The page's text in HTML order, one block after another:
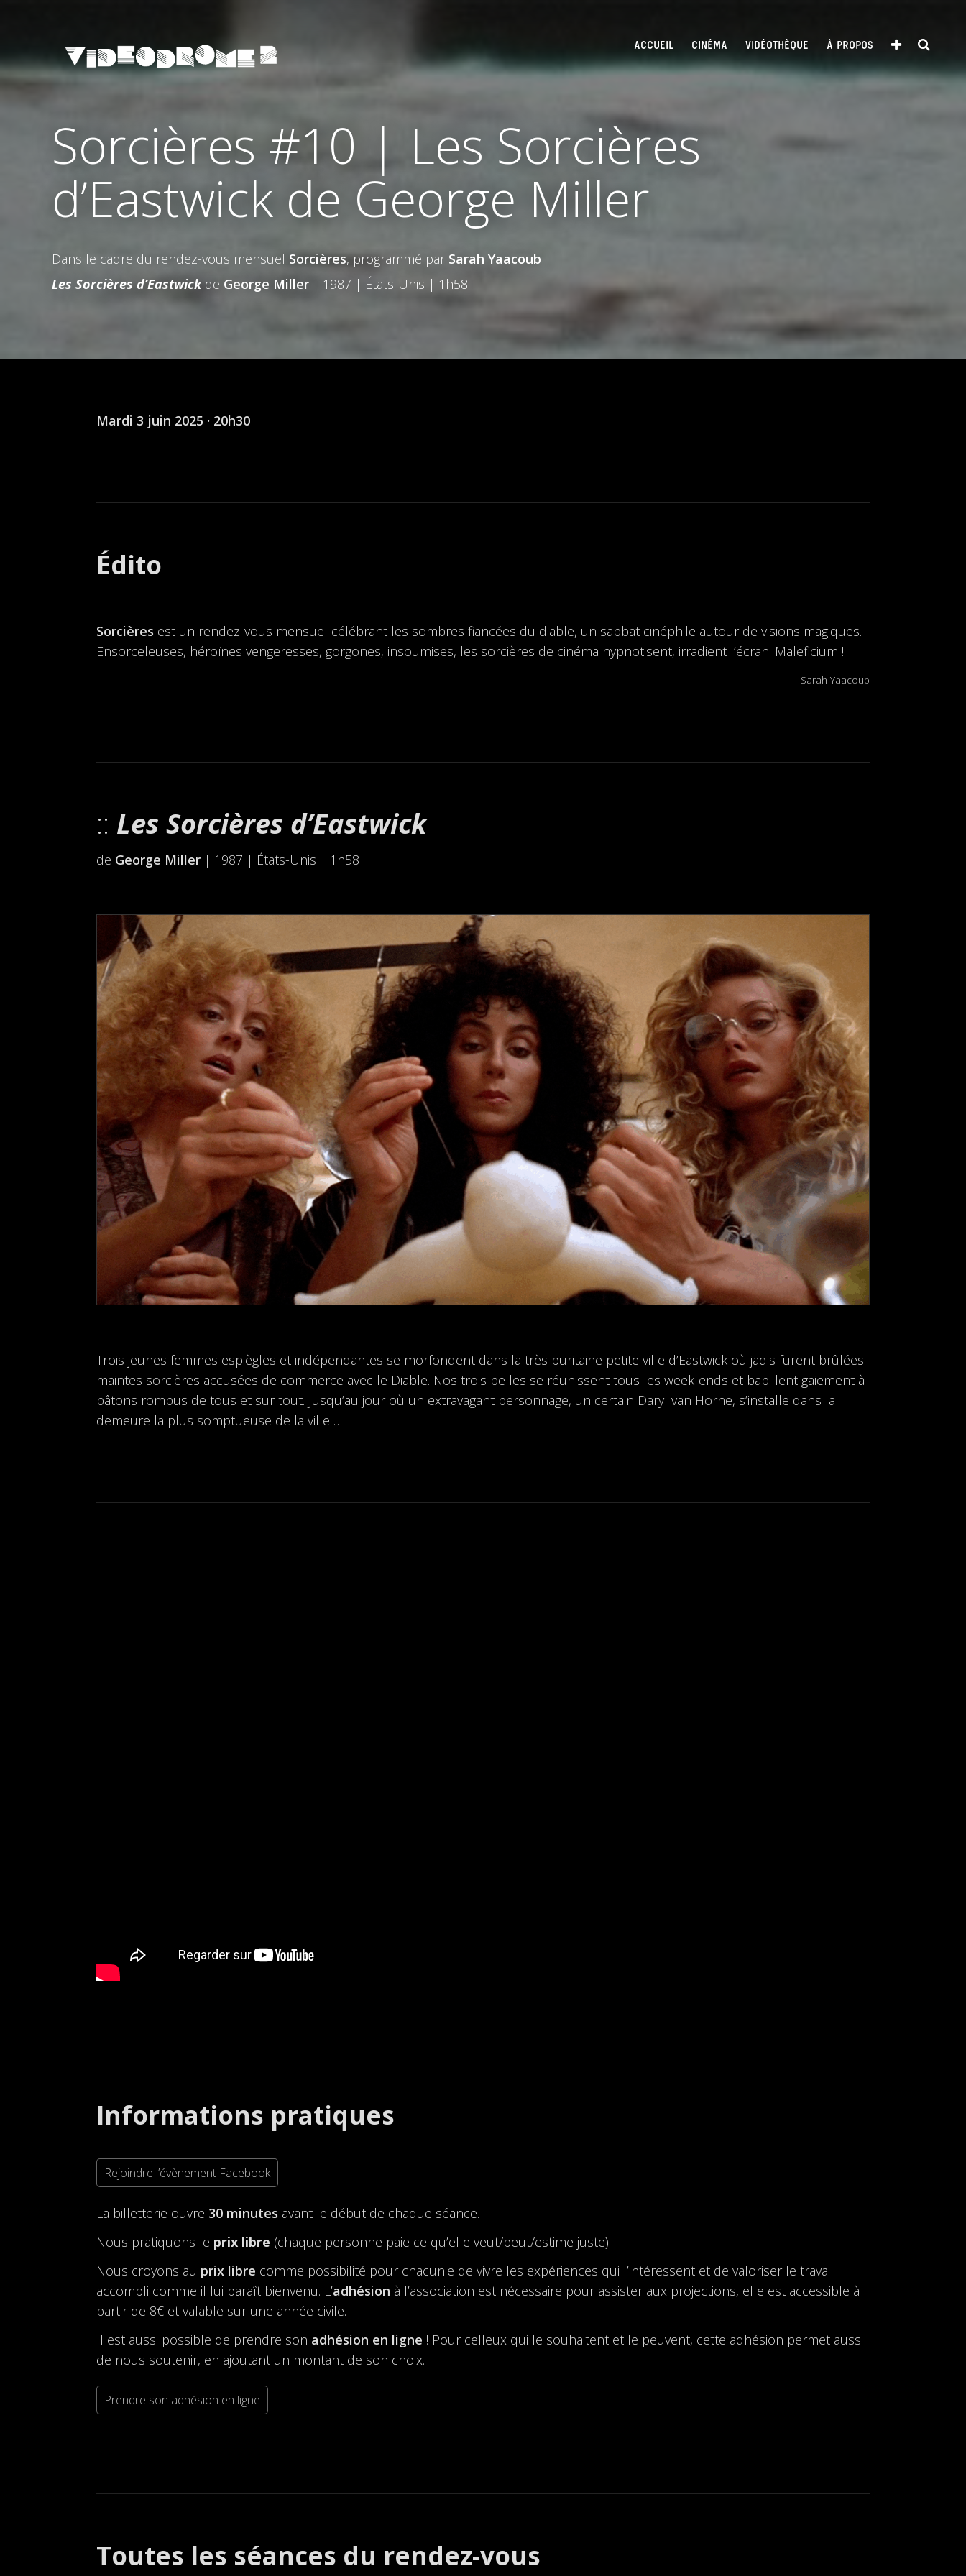
ACCUEIL CINÉMA VIDÉOTHÈQUE À PROPOS
Sorcières #10 | Les Sorcières
d’Eastwick de George Miller
Dans le cadre du rendez-vous mensuel Sorcières, programmé par Sarah Yaacoub
Les Sorcières d’Eastwickde George Miller | 1987 | États-Unis | 1h58
Mardi 3 juin 2025 · 20h30
Édito
Sorcières est un rendez-vous mensuel célébrant les sombres fiancées du diable, un sabbat cinéphile autour de visions magiques.
Ensorceleuses, héroïnes vengeresses, gorgones, insoumises, les sorcières de cinéma hypnotisent, irradient l’écran. Maleficium !
Sarah Yaacoub
Les Sorcières d’Eastwick
de George Miller | 1987 | États-Unis | 1h58
Trois jeunes femmes espiègles et indépendantes se morfondent dans la très puritaine petite ville d’Eastwick où jadis furent brûlées
maintes sorcières accusées de commerce avec le Diable. Nos trois belles se réunissent tous les week-ends et babillent gaiement à
bâtons rompus de tous et sur tout. Jusqu’au jour où un extravagant personnage, un certain Daryl van Horne, s’installe dans la
demeure la plus somptueuse de la ville…
Informations pratiques
Rejoindre l’évènement Facebook
La billetterie ouvre 30 minutes avant le début de chaque séance.
Nous pratiquons le prix libre (chaque personne paie ce qu’elle veut/peut/estime juste).
Nous croyons au prix libre comme possibilité pour chacun·e de vivre les expériences qui l’intéressent et de valoriser le travail
accompli comme il lui paraît bienvenu. L’adhésion à l’association est nécessaire pour assister aux projections, elle est accessible à
partir de 8€ et valable sur une année civile.
Il est aussi possible de prendre son adhésion en ligne ! Pour celleux qui le souhaitent et le peuvent, cette adhésion permet aussi
de nous soutenir, en ajoutant un montant de son choix.
Prendre son adhésion en ligne
Toutes les séances du rendez-vous